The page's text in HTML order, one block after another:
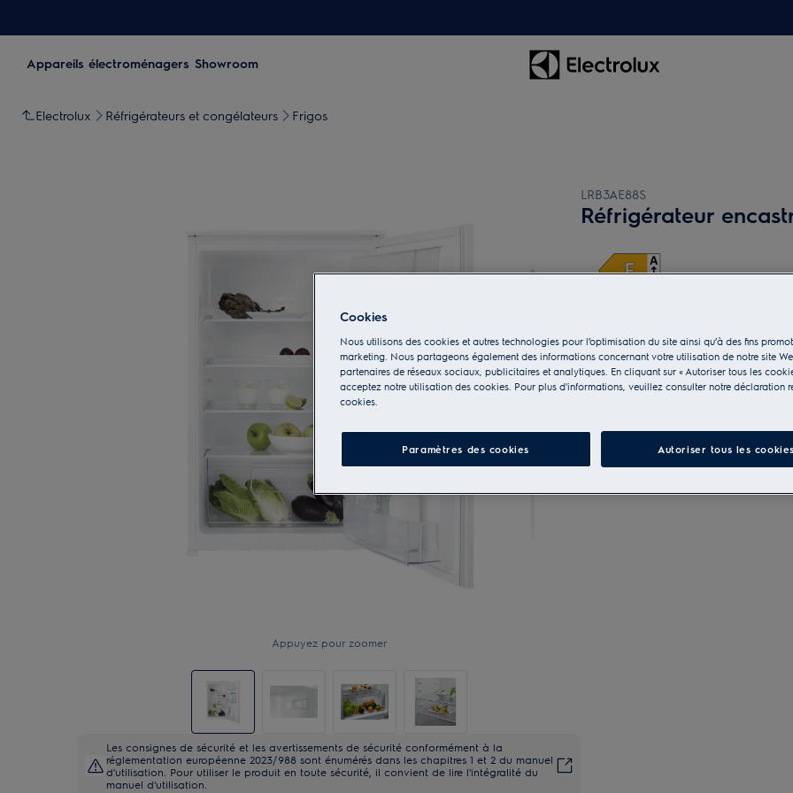
Appareils électroménagers Showroom
Electrolux Réfrigérateurs et congélateurs Frigos
Appuyez pour zoomer
Les consignes de sécurité et les avertissements de sécurité conformément à la
réglementation européenne 2023/988 sont énumérés dans les chapitres 1 et 2 du manuel
d'utilisation. Pour utiliser le produit en toute sécurité, il convient de lire l'intégralité du
manuel d'utilisation.
LRB3AE88S
Réfrigérateur
Cookies
Nous utilisons des cookies et autres technologies pour l’optimisation du site ainsi qu’à des fins
marketing. Nous partageons également des informations concernant votre utilisation de notre site
partenaires de réseaux sociaux, publicitaires et analytiques. En cliquant sur « Autoriser tous les
acceptez notre utilisation des cookies. Pour plus d'informations, veuillez consulter notre déclaration
cookies.
Paramètres des cookies Autoriser tous les